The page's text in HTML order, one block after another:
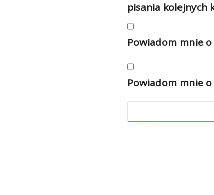
pisania kolejnych
Powiadom mnie
Powiadom mnie